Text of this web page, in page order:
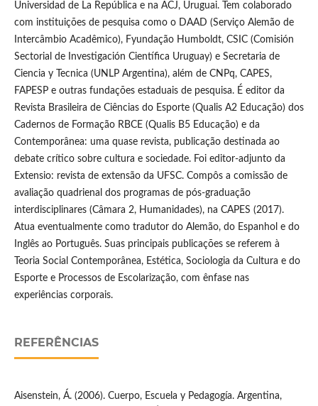
Universidad de La República e na ACJ, Uruguai. Tem colaborado
com instituições de pesquisa como o DAAD (Serviço Alemão de
Intercâmbio Acadêmico), Fyundação Humboldt, CSIC (Comisión
Sectorial de Investigación Científica Uruguay) e Secretaria de
Ciencia y Tecnica (UNLP Argentina), além de CNPq, CAPES,
FAPESP e outras fundações estaduais de pesquisa. É editor da
Revista Brasileira de Ciências do Esporte (Qualis A2 Educação) dos
Cadernos de Formação RBCE (Qualis B5 Educação) e da
Contemporânea: uma quase revista, publicação destinada ao
debate crítico sobre cultura e sociedade. Foi editor-adjunto da
Extensio: revista de extensão da UFSC. Compôs a comissão de
avaliação quadrienal dos programas de pós-graduação
interdisciplinares (Câmara 2, Humanidades), na CAPES (2017).
Atua eventualmente como tradutor do Alemão, do Espanhol e do
Inglês ao Português. Suas principais publicações se referem à
Teoria Social Contemporânea, Estética, Sociologia da Cultura e do
Esporte e Processos de Escolarização, com ênfase nas
experiências corporais.
REFERÊNCIAS
Aisenstein, Á. (2006). Cuerpo, Escuela y Pedagogía. Argentina,